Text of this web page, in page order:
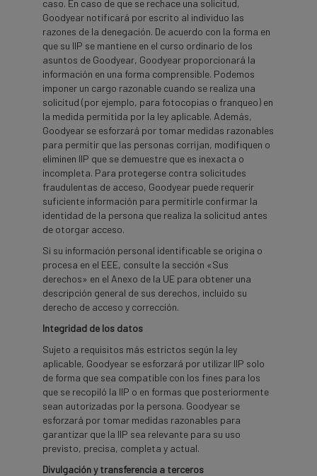
caso. En caso de que se rechace una solicitud,
Goodyear notificará por escrito al individuo las
razones de la denegación. De acuerdo con la forma en
que su IIP se mantiene en el curso ordinario de los
asuntos de Goodyear, Goodyear proporcionará la
información en una forma comprensible. Podemos
imponer un cargo razonable cuando se realiza una
solicitud (por ejemplo, para fotocopias o franqueo) en
la medida permitida por la ley aplicable. Además,
Goodyear se esforzará por tomar medidas razonables
para permitir que las personas corrijan, modifiquen o
eliminen IIP que se demuestre que es inexacta o
incompleta. Para protegerse contra solicitudes
fraudulentas de acceso, Goodyear puede requerir
suficiente información para permitirle confirmar la
identidad de la persona que realiza la solicitud antes
de otorgar acceso.
Si su información personal identificable se origina o
procesa en el EEE, consulte la sección «Sus
derechos» en el Anexo de la UE para obtener una
descripción general de sus derechos, incluido su
derecho de acceso y corrección.
Integridad de los datos
Sujeto a requisitos más estrictos según la ley
aplicable, Goodyear se esforzará por utilizar IIP solo
de forma que sea compatible con los fines para los
que se recopiló la IIP o en formas que posteriormente
sean autorizadas por la persona. Goodyear se
esforzará por tomar medidas razonables para
garantizar que la IIP sea relevante para su uso
previsto, precisa, completa y actual.
Divulgación y transferencia a terceros